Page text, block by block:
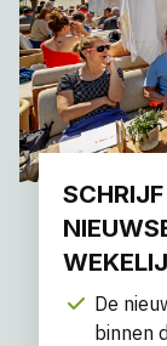
De
binnen